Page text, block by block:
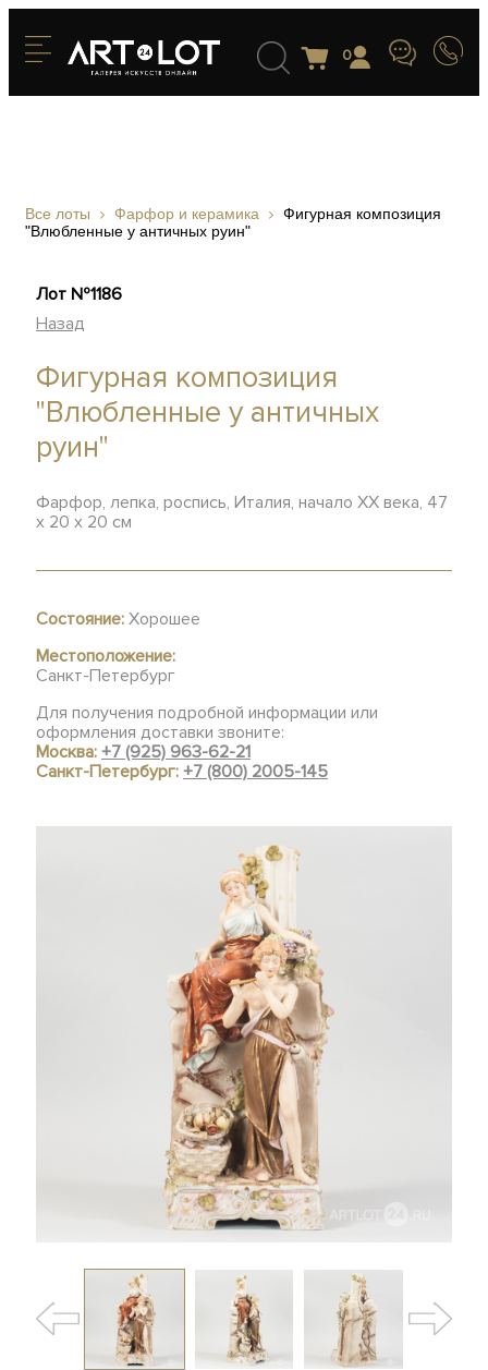
0
Все лоты Фарфор и керамика
Фигурная композиция
"Влюбленные у античных руин"
Лот №1186
Назад
Фигурная композиция
"Влюбленные у античных
руин"
Фарфор, лепка, роспись, Италия, начало ХХ века, 47
х 20 х 20 см
Состояние: Хорошее
Местоположение:
Санкт-Петербург
Для получения подробной информации или
оформления доставки звоните:
Москва:+7 (925) 963-62-21
Санкт-Петербург:+7 (800) 2005-145